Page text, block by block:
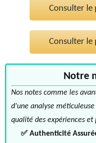
Consulter le
Consulter le
Notre
Nos notes comme les
d'une analyse
qualité des expériences
✅ Authenticité